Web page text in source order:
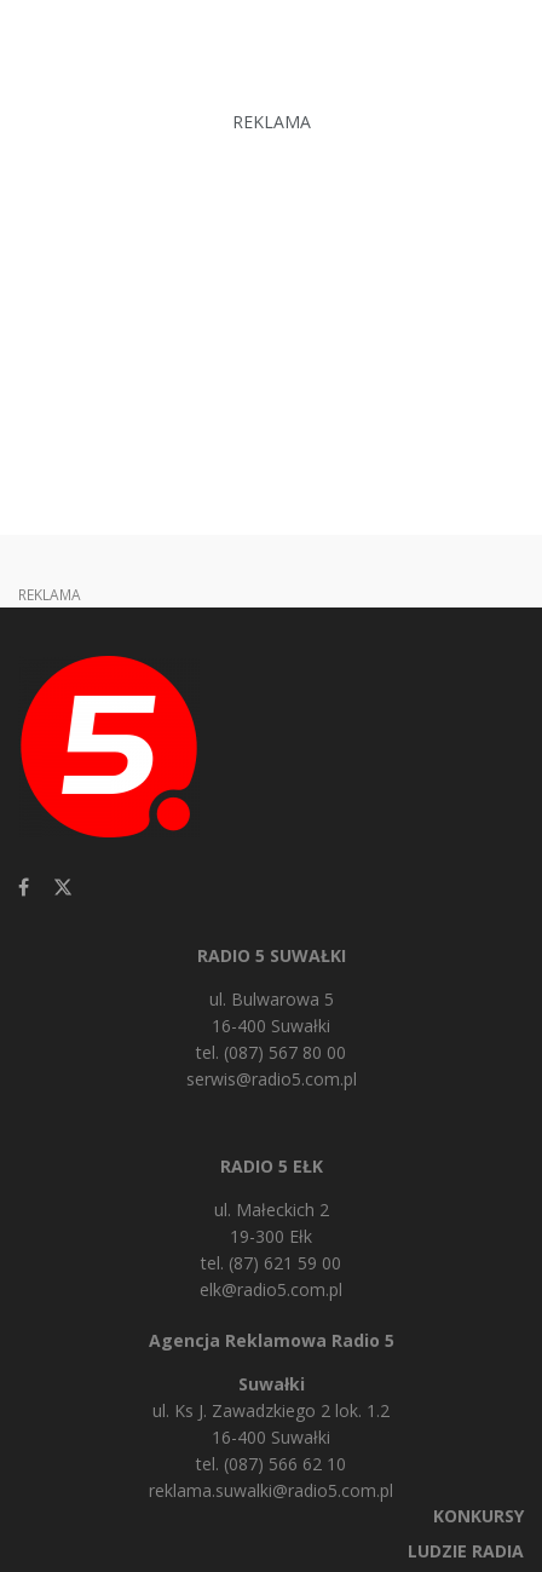
REKLAMA
REKLAMA
RADIO 5 SUWAŁKI
ul. Bulwarowa 5
16-400 Suwałki
tel. (087) 567 80 00
serwis@radio5.com.pl
RADIO 5 EŁK
ul. Małeckich 2
19-300 Ełk
tel. (87) 621 59 00
elk@radio5.com.pl
Agencja Reklamowa Radio 5
Suwałki
ul. Ks J. Zawadzkiego 2 lok. 1.2
16-400 Suwałki
tel. (087) 566 62 10
reklama.suwalki@radio5.com.pl
KONKURSY
LUDZIE RADIA